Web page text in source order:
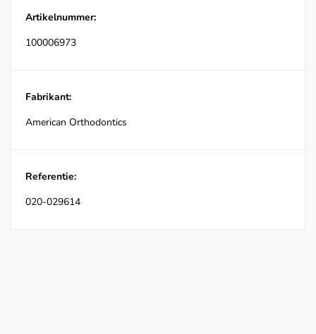
Artikelnummer:
100006973
Fabrikant:
American Orthodontics
Referentie:
020-029614